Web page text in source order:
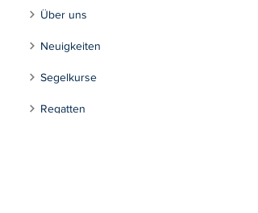
Über uns
Neuigkeiten
Segelkurse
Regatten